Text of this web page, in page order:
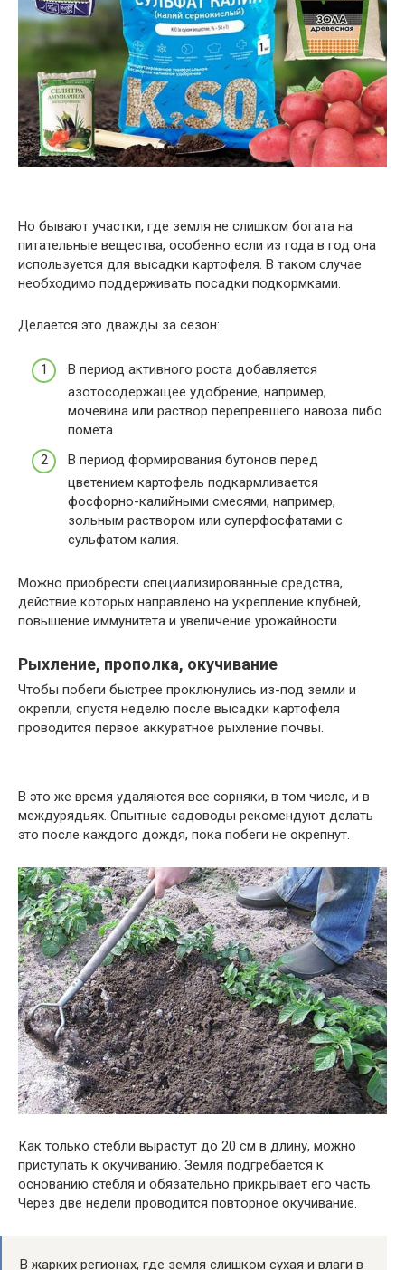
Но бывают участки, где земля не слишком богата на
питательные вещества, особенно если из года в год она
используется для высадки картофеля. В таком случае
необходимо поддерживать посадки подкормками.
Делается это дважды за сезон:
В период активного роста добавляется
азотосодержащее удобрение, например,
мочевина или раствор перепревшего навоза либо
помета.
В период формирования бутонов перед
цветением картофель подкармливается
фосфорно-калийными смесями, например,
зольным раствором или суперфосфатами с
сульфатом калия.
Можно приобрести специализированные средства,
действие которых направлено на укрепление клубней,
повышение иммунитета и увеличение урожайности.
Рыхление, прополка, окучивание
Чтобы побеги быстрее проклюнулись из-под земли и
окрепли, спустя неделю после высадки картофеля
проводится первое аккуратное рыхление почвы.
В это же время удаляются все сорняки, в том числе, и в
междурядьях. Опытные садоводы рекомендуют делать
это после каждого дождя, пока побеги не окрепнут.
Как только стебли вырастут до 20 см в длину, можно
приступать к окучиванию. Земля подгребается к
основанию стебля и обязательно прикрывает его часть.
Через две недели проводится повторное окучивание.
В жарких регионах, где земля слишком сухая и влаги в